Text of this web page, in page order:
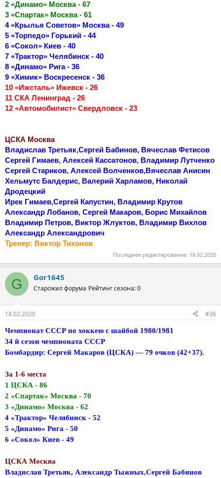
2 «Динамо» Москва - 67
3 «Спартак» Москва - 61
4 «Крылья Советов» Москва - 49
5 «Торпедо» Горький - 44
6 «Сокол» Киев - 40
7 «Трактор» Челябинск - 40
8 «Динамо» Рига - 36
9 «Химик» Воскресенск - 36
10 «Ижсталь» Ижевск - 26
11 СКА Ленинград - 26
12 «Автомобилист» Свердловск - 23
ЦСКА Москва
Владислав Третьяк,Сергей Бабинов, Вячеслав Фетисов
Сергей Гимаев, Алексей Кассатонов, Владимир Лутченко
Сергей Стариков, Алексей Волченков,Вячеслав Анисин
Хельмутс Балдерис, Валерий Харламов, Николай
Дродецкий
Ирек Гимаев,Сергей Капустин, Владимир Крутов
Александр Лобанов, Сергей Макаров, Борис Михайлов
Владимир Петров, Виктор Жлуктов, Владимир Вихлов
Александр Александрович
Тренер: Виктор Тихонов
Последнее редактирование: 18.02.2020
G Gor1645
Старожил форума Рейтинг сезона: 0
18.02.2020 #36
Чемпионат СССР по хоккею с шайбой 1980/1981
34 й сезон чемпионата СССР
Бомбардир: Сергей Макаров (ЦСКА) — 79 очков (42+37).
За 1-6 места
1 ЦСКА - 86
2 «Спартак» Москва - 70
3 «Динамо» Москва - 62
4 «Трактор» Челябинск - 52
5 «Динамо» Рига - 50
6 «Сокол» Киев - 49
ЦСКА Москва
Владислав Третьяк, Александр Тыжных,Сергей Бабинов